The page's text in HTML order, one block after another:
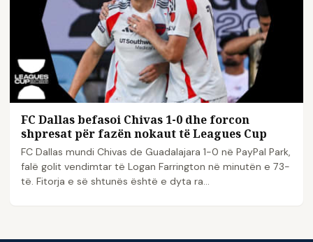
FC Dallas befasoi Chivas 1-0 dhe forcon
shpresat për fazën nokaut të Leagues Cup
FC Dallas mundi Chivas de Guadalajara 1-0 në PayPal Park,
falë golit vendimtar të Logan Farrington në minutën e 73-
të. Fitorja e së shtunës është e dyta ra...